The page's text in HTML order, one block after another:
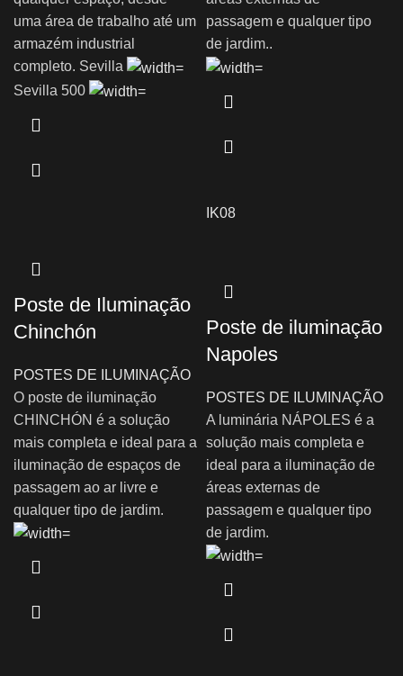
uma área de trabalho até um
armazém industrial
completo. Sevilla
Sevilla 500
passagem e qualquer tipo
de jardim..
Poste de Iluminação
Chinchón
POSTES DE ILUMINAÇÃO
O poste de iluminação
CHINCHÓN é a solução
mais completa e ideal para a
iluminação de espaços de
passagem ao ar livre e
qualquer tipo de jardim.
IK08
Poste de iluminação
Napoles
POSTES DE ILUMINAÇÃO
A luminária NÁPOLES é a
solução mais completa e
ideal para a iluminação de
áreas externas de
passagem e qualquer tipo
de jardim.